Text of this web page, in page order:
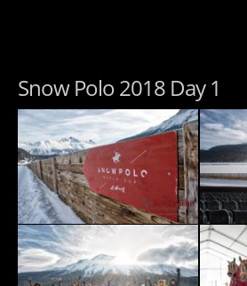
Snow Polo 2018 Day 1